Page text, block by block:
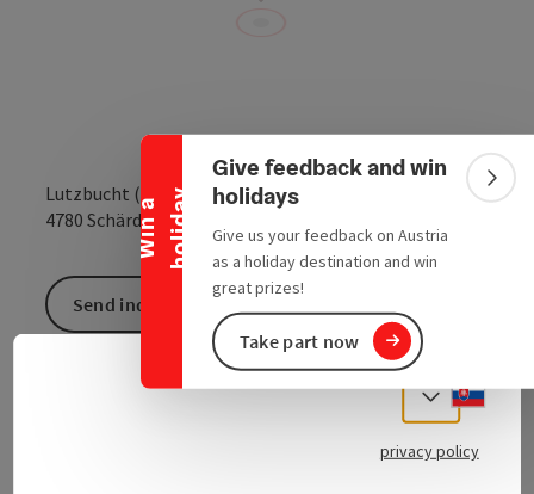
W
i
n
a
h
o
l
i
d
a y
Collapse banner
Give feedback and win
holidays
Give us your feedback on Austria
as a holiday destination and win
great prizes!
Take part now
Lutzbucht (Fluß Pram)
4780 Schärding
Send inquiry
To the website
Select
privacy policy